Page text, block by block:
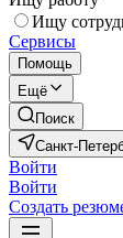
Ищу
Сервисы
Помощь
Ещё
Поиск
Санкт-
Войти
Войти
Создать